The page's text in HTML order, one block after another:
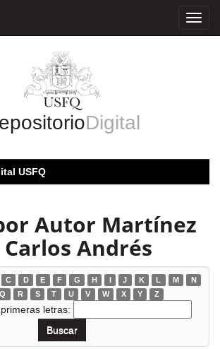
Digital
USFQ
Autor Martínez
Andrés
C D E F G H I J K L M
N
Q R S T U V W X Y Z
letras: